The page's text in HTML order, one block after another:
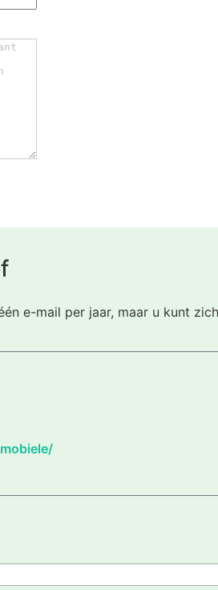
e-mail per jaar, maar u kunt